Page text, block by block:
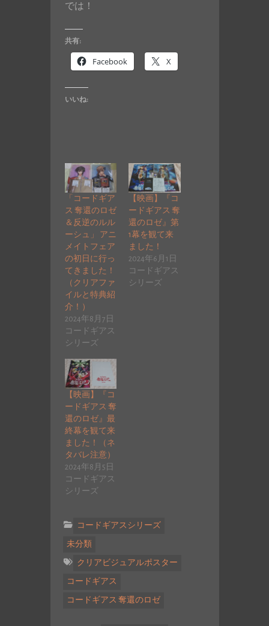
では！
共有:
Facebook X
いいね:
「コードギア
ス 奪還のロゼ
＆反逆のルル
ーシュ」 アニ
メイトフェア
の初日に行っ
てきました！
（クリアファ
イルと特典紹
介！）
2024年8月7日
コードギアス
シリーズ
【映画】『コ
ードギアス 奪
還のロゼ』第
1幕を観て来
ました！
2024年6月1日
コードギアス
シリーズ
【映画】『コ
ードギアス 奪
還のロゼ』最
終幕を観て来
ました！（ネ
タバレ注意）
2024年8月5日
コードギアス
シリーズ
コードギアスシリーズ
未分類
クリアビジュアルポスター
コードギアス
コードギアス 奪還のロゼ